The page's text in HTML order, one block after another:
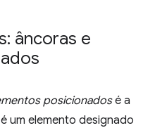
âncoras e
posicionadosé a
um elemento designado